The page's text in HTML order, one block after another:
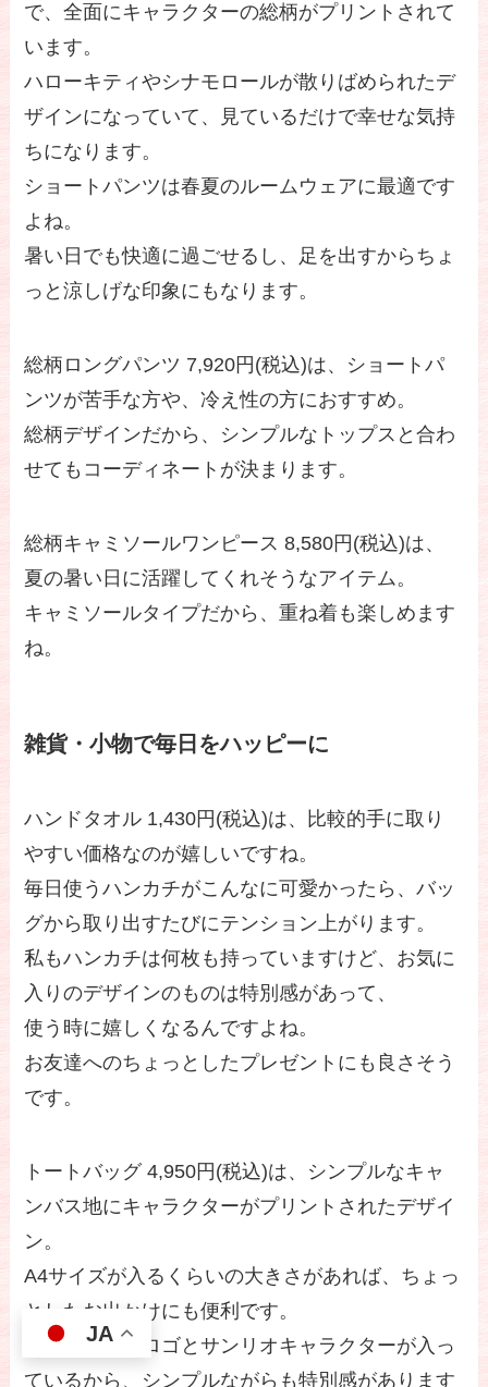
で、全面にキャラクターの総柄がプリントされて
います。
ハローキティやシナモロールが散りばめられたデ
ザインになっていて、見ているだけで幸せな気持
ちになります。
ショートパンツは春夏のルームウェアに最適です
よね。
暑い日でも快適に過ごせるし、足を出すからちょ
っと涼しげな印象にもなります。
総柄ロングパンツ 7,920円(税込)は、ショートパ
ンツが苦手な方や、冷え性の方におすすめ。
総柄デザインだから、シンプルなトップスと合わ
せてもコーディネートが決まります。
総柄キャミソールワンピース 8,580円(税込)は、
夏の暑い日に活躍してくれそうなアイテム。
キャミソールタイプだから、重ね着も楽しめます
ね。
雑貨・小物で毎日をハッピーに
ハンドタオル 1,430円(税込)は、比較的手に取り
やすい価格なのが嬉しいですね。
毎日使うハンカチがこんなに可愛かったら、バッ
グから取り出すたびにテンション上がります。
私もハンカチは何枚も持っていますけど、お気に
入りのデザインのものは特別感があって、
使う時に嬉しくなるんですよね。
お友達へのちょっとしたプレゼントにも良さそう
です。
トートバッグ 4,950円(税込)は、シンプルなキャ
ンバス地にキャラクターがプリントされたデザイ
ン。
A4サイズが入るくらいの大きさがあれば、ちょっ
としたお出かけにも便利です。
ジェラピケのロゴとサンリオキャラクターが入っ
ているから、シンプルながらも特別感があります
JA